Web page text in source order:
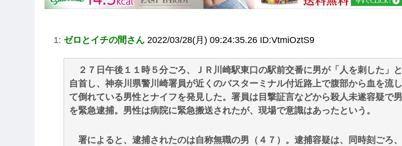
1: ゼロとイチの間さん 2022/03/28(月) 09:24:35.26 ID:VtmiOztS9
２７日午後１１時５分ごろ、ＪＲ川崎駅東口の駅前交番に男が「人を刺した」と
自首し、神奈川県警川崎署員が近くのバスターミナル付近路上で腹部から血を流し
て倒れている男性とナイフを発見した。署員は目撃証言などから殺人未遂容疑で男
を緊急逮捕。男性は病院に緊急搬送されたが、現場で意識はあったという。
署によると、逮捕されたのは自称無職の男（４７）。逮捕容疑は、同時刻ごろ、